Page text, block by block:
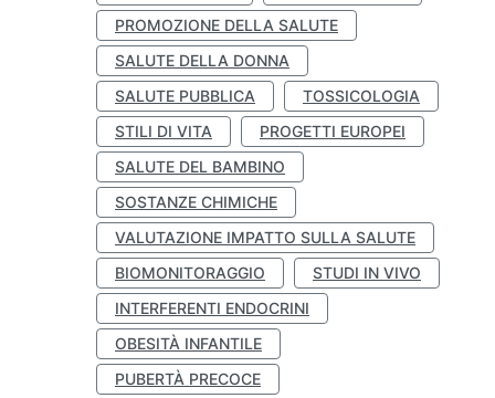
PROMOZIONE DELLA SALUTE
SALUTE DELLA DONNA
SALUTE PUBBLICA
TOSSICOLOGIA
STILI DI VITA
PROGETTI EUROPEI
SALUTE DEL BAMBINO
SOSTANZE CHIMICHE
VALUTAZIONE IMPATTO SULLA SALUTE
BIOMONITORAGGIO
STUDI IN VIVO
INTERFERENTI ENDOCRINI
OBESITÀ INFANTILE
PUBERTÀ PRECOCE